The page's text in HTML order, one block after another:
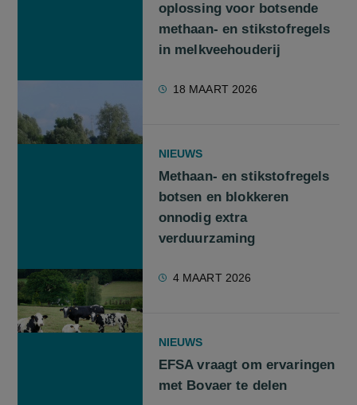
oplossing voor botsende
methaan- en stikstofregels
in melkveehouderij
18 MAART 2026
NIEUWS
Methaan- en stikstofregels
botsen en blokkeren
onnodig extra
verduurzaming
4 MAART 2026
NIEUWS
EFSA vraagt om ervaringen
met Bovaer te delen